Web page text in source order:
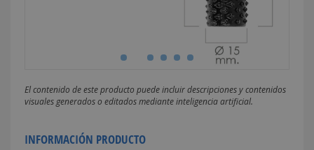
El contenido de este producto puede incluir descripciones y contenidos
visuales generados o editados mediante inteligencia artificial.
INFORMACIÓN PRODUCTO